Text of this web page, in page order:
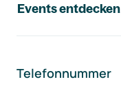
Events entdecken
Telefonnummer